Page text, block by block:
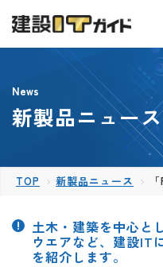
News
新製品ニュース
TOP 新製品ニュース
土木・建築を中心と
ウエアなど、建設IT
を紹介します。